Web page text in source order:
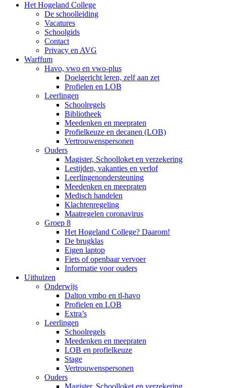
Het Hogeland College
De schoolleiding
Vacatures
Schoolgids
Contact
Privacy en AVG
Warffum
Havo, vwo en vwo-plus
Doelgericht leren, zelf aan zet
Profielen en LOB
Leerlingen
Schoolregels
Bibliotheek
Meedenken en meepraten
Profielkeuze en decanen (LOB)
Vertrouwenspersonen
Ouders
Magister, Schoolloket en verzekering
Lestijden, vakanties en verlof
Leerlingenondersteuning
Meedenken en meepraten
Medisch handelen
Klachtenregeling
Maatregelen coronavirus
Groep 8
Het Hogeland College? Daarom!
De brugklas
Eigen laptop
Fiets of openbaar vervoer
Informatie voor ouders
Uithuizen
Onderwijs
Dalton vmbo en tl-havo
Profielen en LOB
Extra’s
Leerlingen
Schoolregels
Meedenken en meepraten
LOB en profielkeuze
Stage
Vertrouwenspersonen
Ouders
Magister, Schoolloket en verzekering